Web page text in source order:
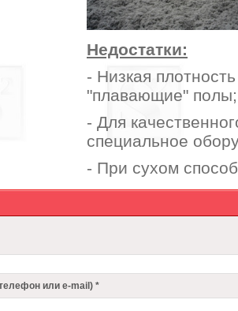
Недостатки:
- Низкая
"плавающие" полы;
- Для
специальное
- При сухом
или e-mail) *